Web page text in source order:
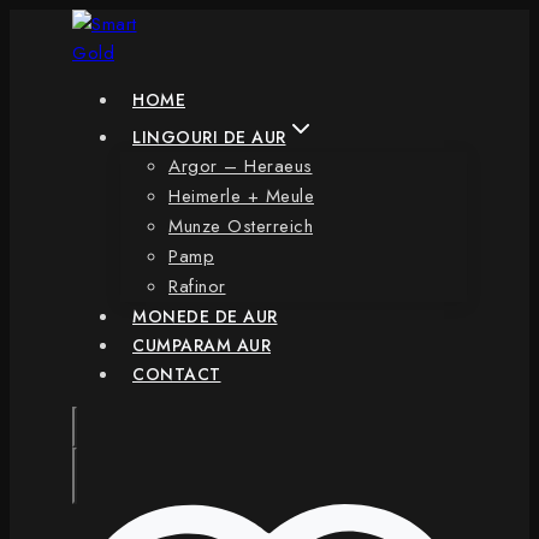
HOME
LINGOURI DE AUR
Argor – Heraeus
Heimerle + Meule
Munze Osterreich
Pamp
Rafinor
MONEDE DE AUR
CUMPARAM AUR
CONTACT